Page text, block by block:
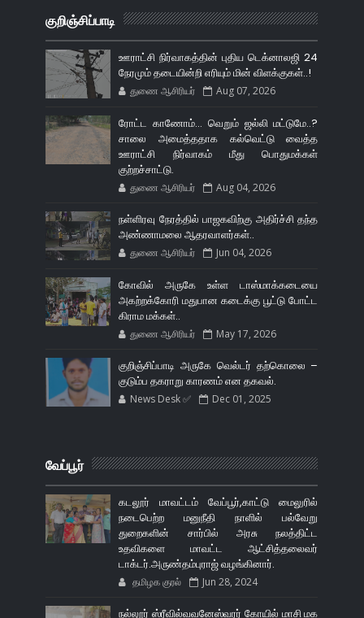
குறிஞ்சிப்பாடி
ஊராட்சி நிர்வாகத்தின் புதிய டெக்னாலஜி 24
நேரமும் தடையின்றி எரியும் மின் விளக்குகள்..!
துணை ஆசிரியர் Aug 07, 2026
ரோட்ட காணோம்... வெறும் ஜல்லி மட்டுமே..?
சாலை அமைத்ததாக கல்வெட்டு வைத்த
ஊராட்சி நிர்வாகம் மீது பொதுமக்கள்
குற்றச்சாட்டு.
துணை ஆசிரியர் Aug 04, 2026
நள்ளிரவு நேரத்தில் பாஜகவிற்கு அதிர்ச்சி தந்த
அண்ணாமலை ஆதரவாளர்கள்..
துணை ஆசிரியர் Jun 04, 2026
கோவில் அருகே உள்ள டாஸ்மாக்கடையை
அகற்றக்கோரி மதுபான கடைக்கு பூட்டு போட்ட
கிராம மக்கள்..
துணை ஆசிரியர் May 17, 2026
குறிஞ்சிப்பாடி அருகே வெல்டர் தற்கொலை –
குடும்ப தகராறு காரணம் என தகவல்.
News Desk ✅ Dec 01, 2025
வேப்பூர்
கடலூர் மாவட்டம் வேப்பூர்,காட்டு மைலுரில்
நடைபெற்ற மனுநீதி நாளில் பல்வேறு
துறைகளின் சார்பில் அரசு நலத்திட்ட
உதவிகளை மாவட்ட ஆட்சித்தலைவர்
டாக்டர்.அருண்தம்புராஜ் வழங்கினார்.
தமிழக குரல் Jun 28, 2024
நல்லூர் ஸ்ரீவில்வவனேஸ்வரர் கோயில் மாசி மக